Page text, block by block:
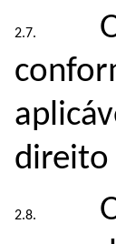
direito